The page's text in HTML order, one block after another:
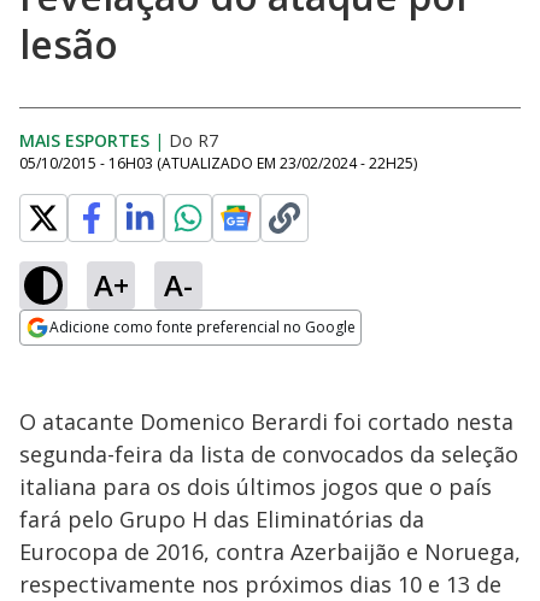
lesão
MAIS ESPORTES | Do R7
05/10/2015 - 16H03 (ATUALIZADO EM 23/02/2024 - 22H25)
A+ A-
Adicione como fonte preferencial no Google
O atacante Domenico Berardi foi cortado nesta
segunda-feira da lista de convocados da seleção
italiana para os dois últimos jogos que o país
fará pelo Grupo H das Eliminatórias da
Eurocopa de 2016, contra Azerbaijão e Noruega,
respectivamente nos próximos dias 10 e 13 de